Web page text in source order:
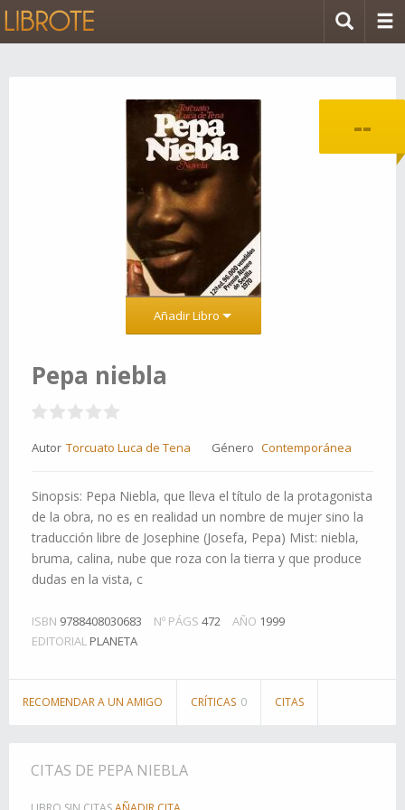
--
Añadir Libro
Pepa niebla
Autor Torcuato Luca de Tena Género Contemporánea
Sinopsis: Pepa Niebla, que lleva el título de la protagonista
de la obra, no es en realidad un nombre de mujer sino la
traducción libre de Josephine (Josefa, Pepa) Mist: niebla,
bruma, calina, nube que roza con la tierra y que produce
dudas en la vista, c
ISBN 9788408030683 Nº PÁGS 472 AÑO 1999
EDITORIAL PLANETA
RECOMENDAR A UN AMIGO CRÍTICAS 0 CITAS
CITAS DE PEPA NIEBLA